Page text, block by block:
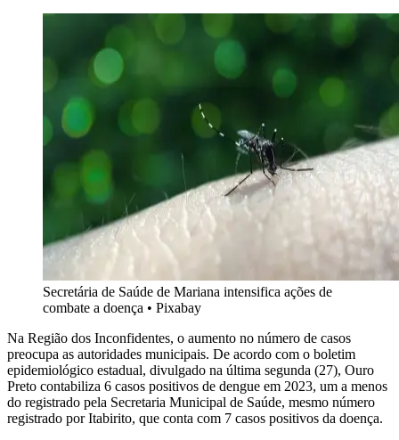
Secretária de Saúde de Mariana intensifica ações de
combate a doença • Pixabay
Na Região dos Inconfidentes, o aumento no número de casos
preocupa as autoridades municipais. De acordo com o boletim
epidemiológico estadual, divulgado na última segunda (27), Ouro
Preto contabiliza 6 casos positivos de dengue em 2023, um a menos
do registrado pela Secretaria Municipal de Saúde, mesmo número
registrado por Itabirito, que conta com 7 casos positivos da doença.